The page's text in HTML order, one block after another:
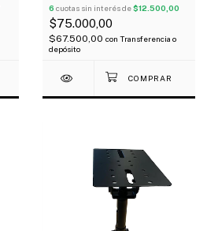
Subwoofer
6 cuotas sin interés de$12.500,00
$75.000,00
$67.500,00 con Transferencia o
depósito